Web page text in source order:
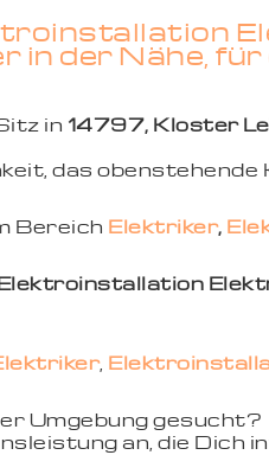
in der Nähe,
in 14797, Kloster
das
Bereich Elektriker,
,
Umgebung gesucht?
an, die Dich